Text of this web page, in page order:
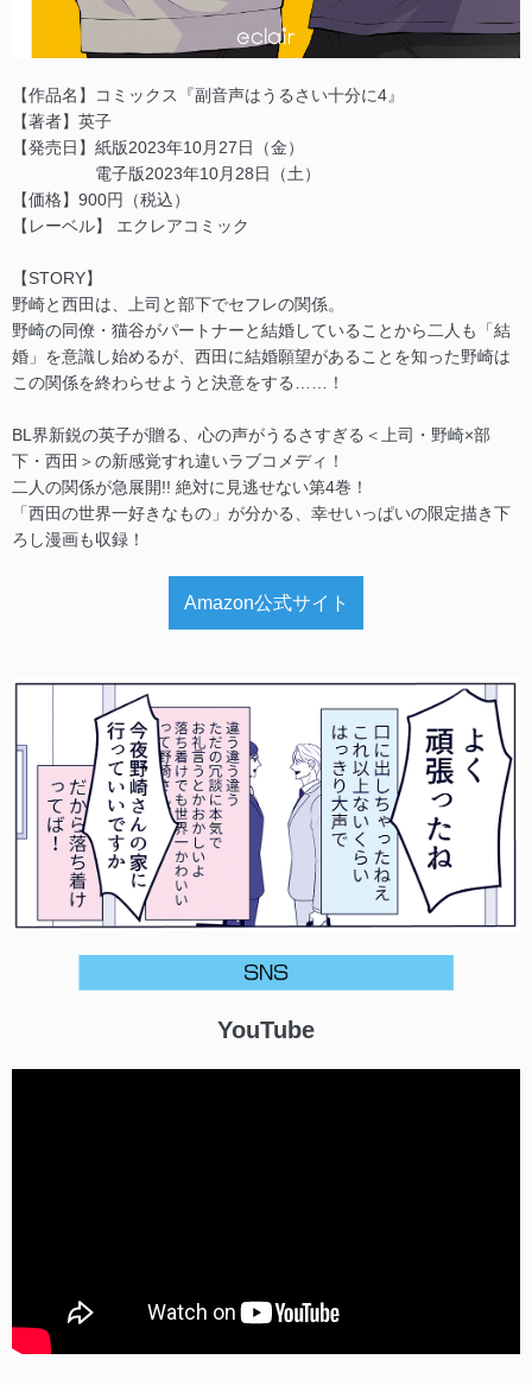
【作品名】コミックス『副音声はうるさい十分に4』
【著者】英子
【発売日】紙版2023年10月27日（金）
電子版2023年10月28日（土）
【価格】900円（税込）
【レーベル】 エクレアコミック
【STORY】
野崎と西田は、上司と部下でセフレの関係。
野崎の同僚・猫谷がパートナーと結婚していることから二人も「結
婚」を意識し始めるが、西田に結婚願望があることを知った野崎は
この関係を終わらせようと決意をする……！
BL界新鋭の英子が贈る、心の声がうるさすぎる＜上司・野崎×部
下・西田＞の新感覚すれ違いラブコメディ！
二人の関係が急展開!! 絶対に見逃せない第4巻！
「西田の世界一好きなもの」が分かる、幸せいっぱいの限定描き下
ろし漫画も収録！
Amazon公式サイト
YouTube